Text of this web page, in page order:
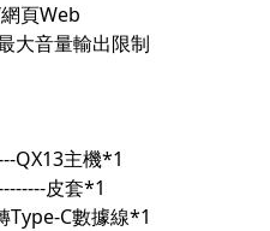
頁Web
大音量輸出限制
QX13主機*1
皮套*1
Type-C數據線*1